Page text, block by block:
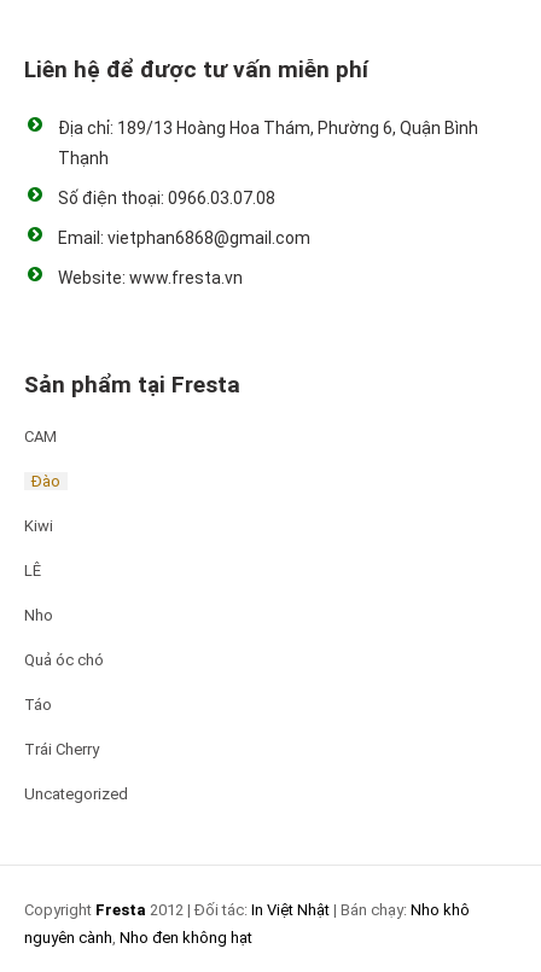
Liên hệ để được tư vấn miễn phí
Địa chỉ: 189/13 Hoàng Hoa Thám, Phường 6, Quận Bình
Thạnh
Số điện thoại: 0966.03.07.08
Email: vietphan6868@gmail.com
Website: www.fresta.vn
Sản phẩm tại Fresta
CAM
Đào
Kiwi
LÊ
Nho
Quả óc chó
Táo
Trái Cherry
Uncategorized
Copyright Fresta 2012 | Đối tác: In Việt Nhật | Bán chạy: Nho khô
nguyên cành Nho đen không hạt